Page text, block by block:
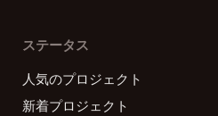
ステータス
人気のプロジェクト
新着プロジェクト